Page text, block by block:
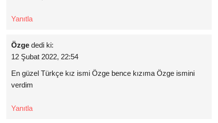
Yanıtla
Özge dedi ki:
12 Şubat 2022, 22:54
En güzel Türkçe kız ismi Özge bence kızıma Özge ismini
verdim
Yanıtla